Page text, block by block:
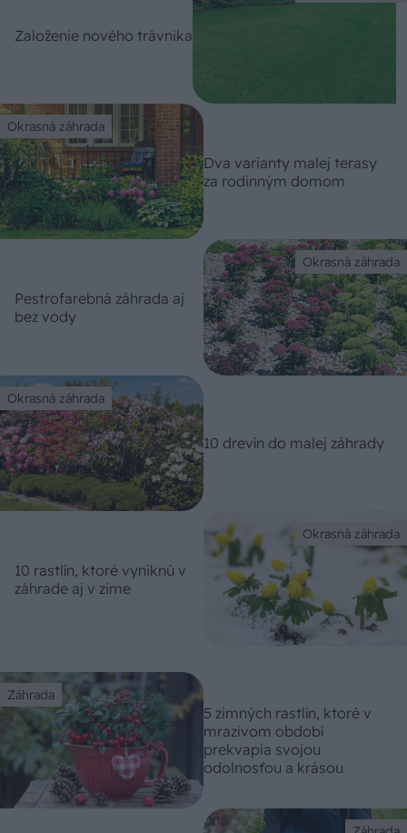
Založenie nového trávnika
Okrasná záhrada
Dva varianty malej terasy
za rodinným domom
Okrasná záhrada
Pestrofarebná záhrada aj
bez vody
Okrasná záhrada
10 drevín do malej záhrady
Okrasná záhrada
10 rastlín, ktoré vyniknú v
záhrade aj v zime
Záhrada
5 zimných rastlín, ktoré v
mrazivom období
prekvapia svojou
odolnosťou a krásou